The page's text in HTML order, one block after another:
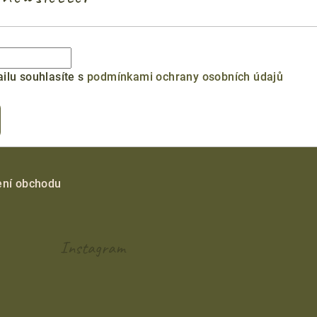
souhlasíte s podmínkami ochrany osobních údajů
obchodu
Instagram